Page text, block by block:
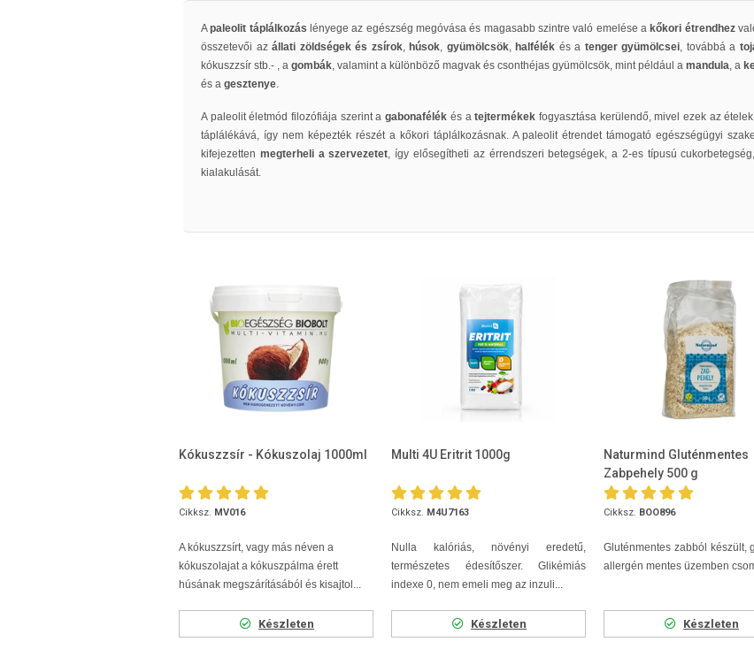
Apaleolit táplálkozás lényege az egészség megóvása és magasabb szintre való emelése a kőkori étrendhez
összetevői az állati zöldségek és zsírok, húsok, gyümölcsök, halfélék és a tenger gyümölcsei, továbbá a
kókuszzsír stb.- , a gombák, valamint a különböző magvak és csonthéjas gyümölcsök, mint például a mandula, a
és a gesztenye.
A paleolit életmód filozófiája szerint agabonafélék és atejtermékek fogyasztása kerülendő, mivel ezek az
táplálékává, így nem képezték részét a kőkori táplálkozásnak. A paleolit étrendet támogató egészségügyi
kifejezetten megterheli a szervezetet, így elősegítheti az érrendszeri betegségek, a 2-es típusú
kialakulását.
Kókuszzsír - Kókuszolaj 1000ml
Cikksz. MV016
A kókuszzsírt, vagy más néven a
kókuszolajat a kókuszpálma érett
húsának megszárításából és kisajtol...
Készleten
Multi 4U Eritrit 1000g
Cikksz. M4U7163
Nulla kalóriás, növényi eredetű,
természetes édesítőszer. Glikémiás
indexe 0, nem emeli meg az inzuli...
Készleten
Naturmind Gluténmentes
Zabpehely 500 g
Cikksz. BOO896
Gluténmentes zabból készült,
allergén mentes üzemben
Készleten